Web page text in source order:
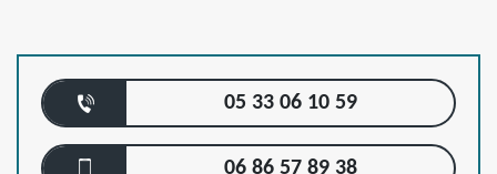
05 33 06 10 59
06 86 57 89 38